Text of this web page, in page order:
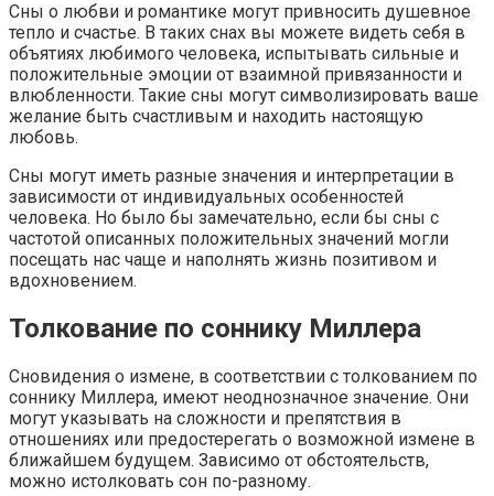
Сны о любви и романтике могут привносить душевное
тепло и счастье. В таких снах вы можете видеть себя в
объятиях любимого человека, испытывать сильные и
положительные эмоции от взаимной привязанности и
влюбленности. Такие сны могут символизировать ваше
желание быть счастливым и находить настоящую
любовь.
Сны могут иметь разные значения и интерпретации в
зависимости от индивидуальных особенностей
человека. Но было бы замечательно, если бы сны с
частотой описанных положительных значений могли
посещать нас чаще и наполнять жизнь позитивом и
вдохновением.
Толкование по соннику Миллера
Сновидения о измене, в соответствии с толкованием по
соннику Миллера, имеют неоднозначное значение. Они
могут указывать на сложности и препятствия в
отношениях или предостерегать о возможной измене в
ближайшем будущем. Зависимо от обстоятельств,
можно истолковать сон по-разному.